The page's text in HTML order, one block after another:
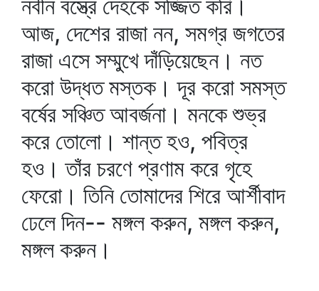
নবীন বস্ত্রে দেহকে সজ্জিত করি।
আজ, দেশের রাজা নন, সমগ্র জগতের
রাজা এসে সম্মুখে দাঁড়িয়েছেন। নত
করো উদ্ধত মস্তক। দূর করো সমস্ত
বর্ষের সঞ্চিত আবর্জনা। মনকে শুভ্র
করে তোলো। শান্ত হও, পবিত্র
হও। তাঁর চরণে প্রণাম করে গৃহে
ফেরো। তিনি তোমাদের শিরে আর্শীবাদ
ঢেলে দিন-- মঙ্গল করুন, মঙ্গল করুন,
মঙ্গল করুন।